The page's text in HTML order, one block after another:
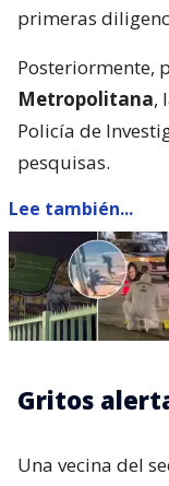
primeras
Posteriormente,
Metropolitana,
Policía de
pesquisas.
Lee también...
Gritos
Una vecina del